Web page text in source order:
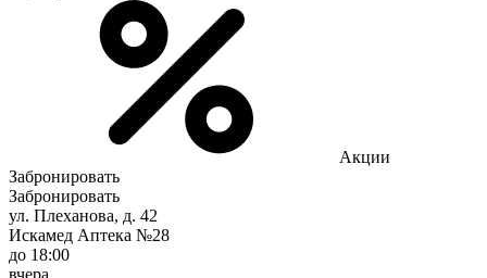
Акции
Забронировать
Забронировать
ул. Плеханова, д. 42
Искамед Аптека №28
до 18:00
вчера